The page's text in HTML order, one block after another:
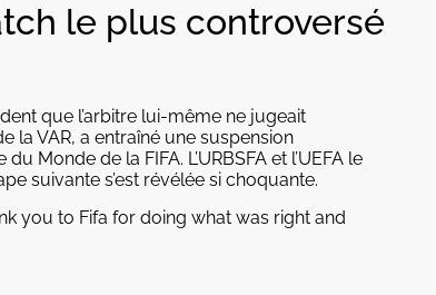
le plus controversé
que l’arbitre lui-même ne jugeait
la VAR, a entraîné une suspension
Monde de la FIFA. L’URBSFA et l’UEFA le
suivante s’est révélée si choquante.
you to Fifa for doing what was right and